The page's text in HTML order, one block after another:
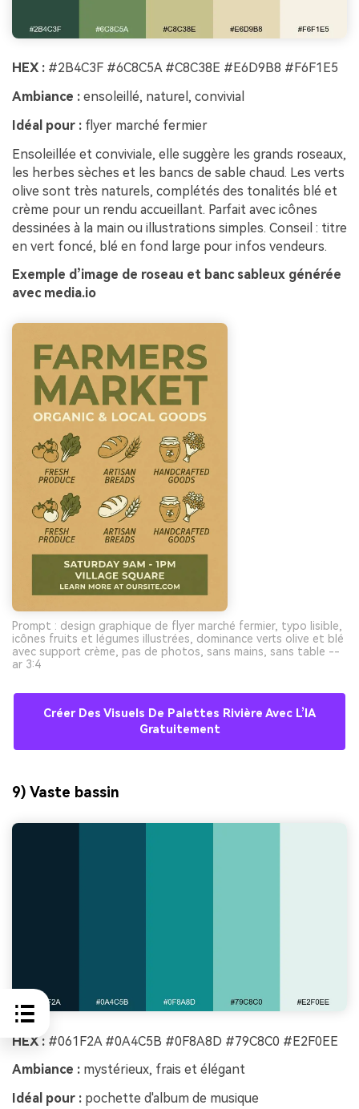
HEX : #2B4C3F #6C8C5A #C8C38E #E6D9B8 #F6F1E5
Ambiance : ensoleillé, naturel, convivial
Idéal pour : flyer marché fermier
Ensoleillée et conviviale, elle suggère les grands roseaux,
les herbes sèches et les bancs de sable chaud. Les verts
olive sont très naturels, complétés des tonalités blé et
crème pour un rendu accueillant. Parfait avec icônes
dessinées à la main ou illustrations simples. Conseil : titre
en vert foncé, blé en fond large pour infos vendeurs.
Exemple d’image de roseau et banc sableux générée
avec media.io
Prompt : design graphique de flyer marché fermier, typo lisible,
icônes fruits et légumes illustrées, dominance verts olive et blé
avec support crème, pas de photos, sans mains, sans table --
ar 3:4
Créer Des Visuels De Palettes Rivière Avec L’IA
Gratuitement
9) Vaste bassin
HEX : #061F2A #0A4C5B #0F8A8D #79C8C0 #E2F0EE
Ambiance : mystérieux, frais et élégant
Idéal pour : pochette d'album de musique